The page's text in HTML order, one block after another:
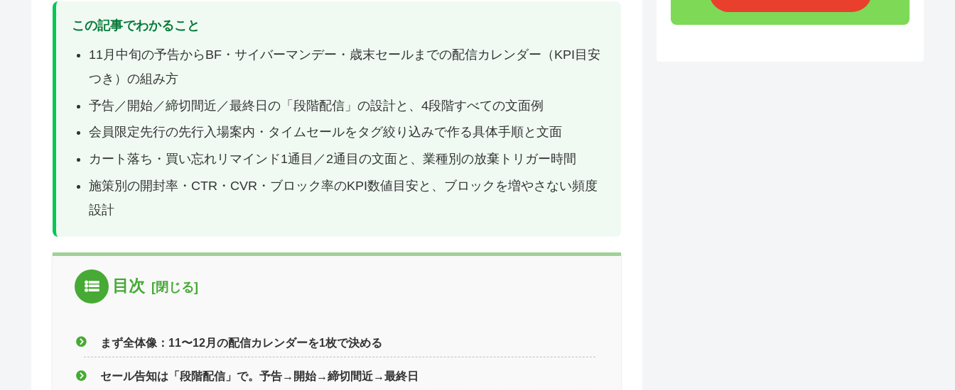
この記事でわかること
11月中旬の予告からBF・サイバーマンデー・歳末セールまでの配信カレンダー（KPI目安
つき）の組み方
予告／開始／締切間近／最終日の「段階配信」の設計と、4段階すべての文面例
会員限定先行の先行入場案内・タイムセールをタグ絞り込みで作る具体手順と文面
カート落ち・買い忘れリマインド1通目／2通目の文面と、業種別の放棄トリガー時間
施策別の開封率・CTR・CVR・ブロック率のKPI数値目安と、ブロックを増やさない頻度
設計
目次
まず全体像：11〜12月の配信カレンダーを1枚で決める
セール告知は「段階配信」で。予告→開始→締切間近→最終日